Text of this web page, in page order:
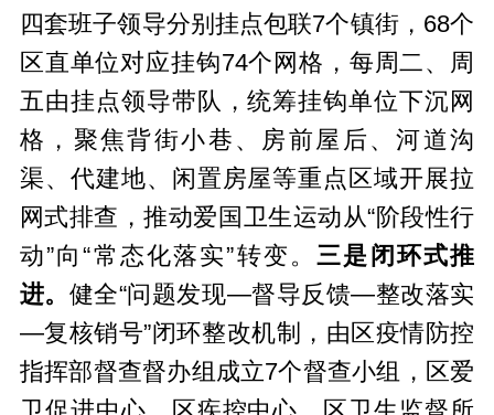
四套班子领导分别挂点包联7个镇街，68个
区直单位对应挂钩74个网格，每周二、周
五由挂点领导带队，统筹挂钩单位下沉网
格，聚焦背街小巷、房前屋后、河道沟
渠、代建地、闲置房屋等重点区域开展拉
网式排查，推动爱国卫生运动从“阶段性行
动”向“常态化落实”转变。三是闭环式推
进。 健全“问题发现—督导反馈—整改落实
—复核销号”闭环整改机制，由区疫情防控
指挥部督查督办组成立7个督查小组，区爱